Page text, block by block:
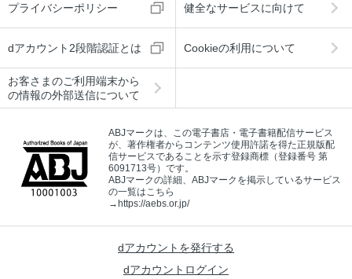
プライバシーポリシー 健全なサービスに向けて
dアカウント2段階認証とは Cookieの利用について
お客さまのご利用端末から
の情報の外部送信について
ABJマークは、この電子書店・電子書籍配信サービス
が、著作権者からコンテンツ使用許諾を得た正規版配
信サービスであることを示す登録商標（登録番号 第
6091713号）です。
ABJマークの詳細、ABJマークを掲示しているサービス
の一覧はこちら
→ https://aebs.or.jp/
dアカウントを発行する
dアカウントログイン